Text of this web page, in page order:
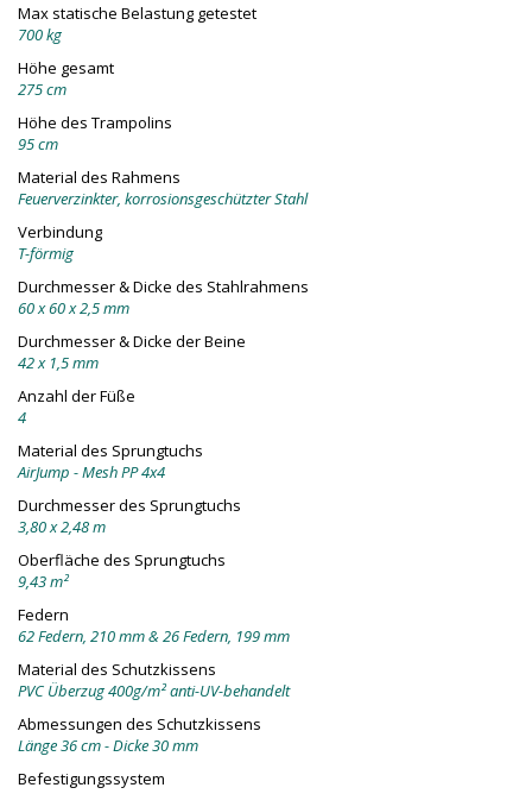
Max statische Belastung getestet
700 kg
Höhe gesamt
275 cm
Höhe des Trampolins
95 cm
Material des Rahmens
Feuerverzinkter, korrosionsgeschützter Stahl
Verbindung
T-förmig
Durchmesser & Dicke des Stahlrahmens
60 x 60 x 2,5 mm
Durchmesser & Dicke der Beine
42 x 1,5 mm
Anzahl der Füße
4
Material des Sprungtuchs
AirJump - Mesh PP 4x4
Durchmesser des Sprungtuchs
3,80 x 2,48 m
Oberfläche des Sprungtuchs
9,43 m²
Federn
62 Federn, 210 mm & 26 Federn, 199 mm
Material des Schutzkissens
PVC Überzug 400g/m² anti-UV-behandelt
Abmessungen des Schutzkissens
Länge 36 cm - Dicke 30 mm
Befestigungssystem